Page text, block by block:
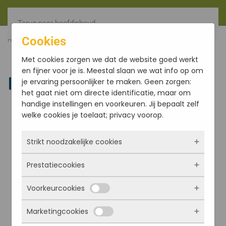
Terug naar hoofdinhoud
HOME FILTER
Linkedin
Cookies
Met cookies zorgen we dat de website goed werkt
en fijner voor je is. Meestal slaan we wat info op om
je ervaring persoonlijker te maken. Geen zorgen:
het gaat niet om directe identificatie, maar om
handige instellingen en voorkeuren. Jij bepaalt zelf
welke cookies je toelaat; privacy voorop.
Strikt noodzakelijke cookies
Deze cookies zorgen ervoor dat de website
überhaupt werkt. Ze zijn dus altijd actief en
kunnen niet worden uitgezet. Meestal worden
ze alleen geplaatst als jij iets doet, zoals
inloggen, een formulier invullen of je
Prestatiecookies
Met deze cookies zien we hoe vaak onze site
bezocht wordt, waar bezoekers vandaan
komen en welke pagina’s populair zijn. Zo
Voorkeurcookies
Deze cookies onthouden jouw voorkeuren.
Marketingcookies